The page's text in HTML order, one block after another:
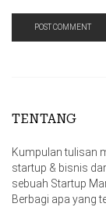
TENTANG
Kumpulan tulisan
startup & bisnis
sebuah Startup
Berbagi apa yang